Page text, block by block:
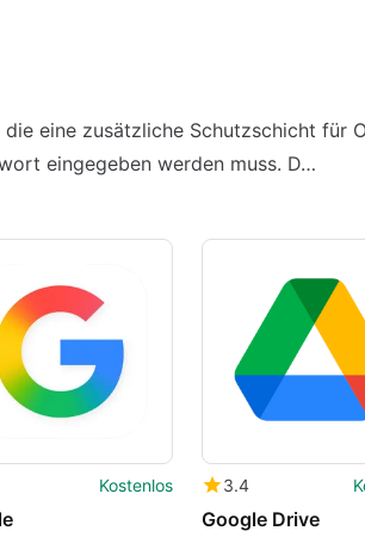
eine zusätzliche Schutzschicht für
eingegeben werden muss. D…
Kostenlos 3.4
Google Drive